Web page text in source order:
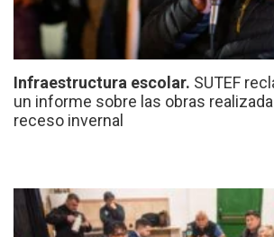
Infraestructura escolar. SUTEF
un informe sobre las obras
receso invernal